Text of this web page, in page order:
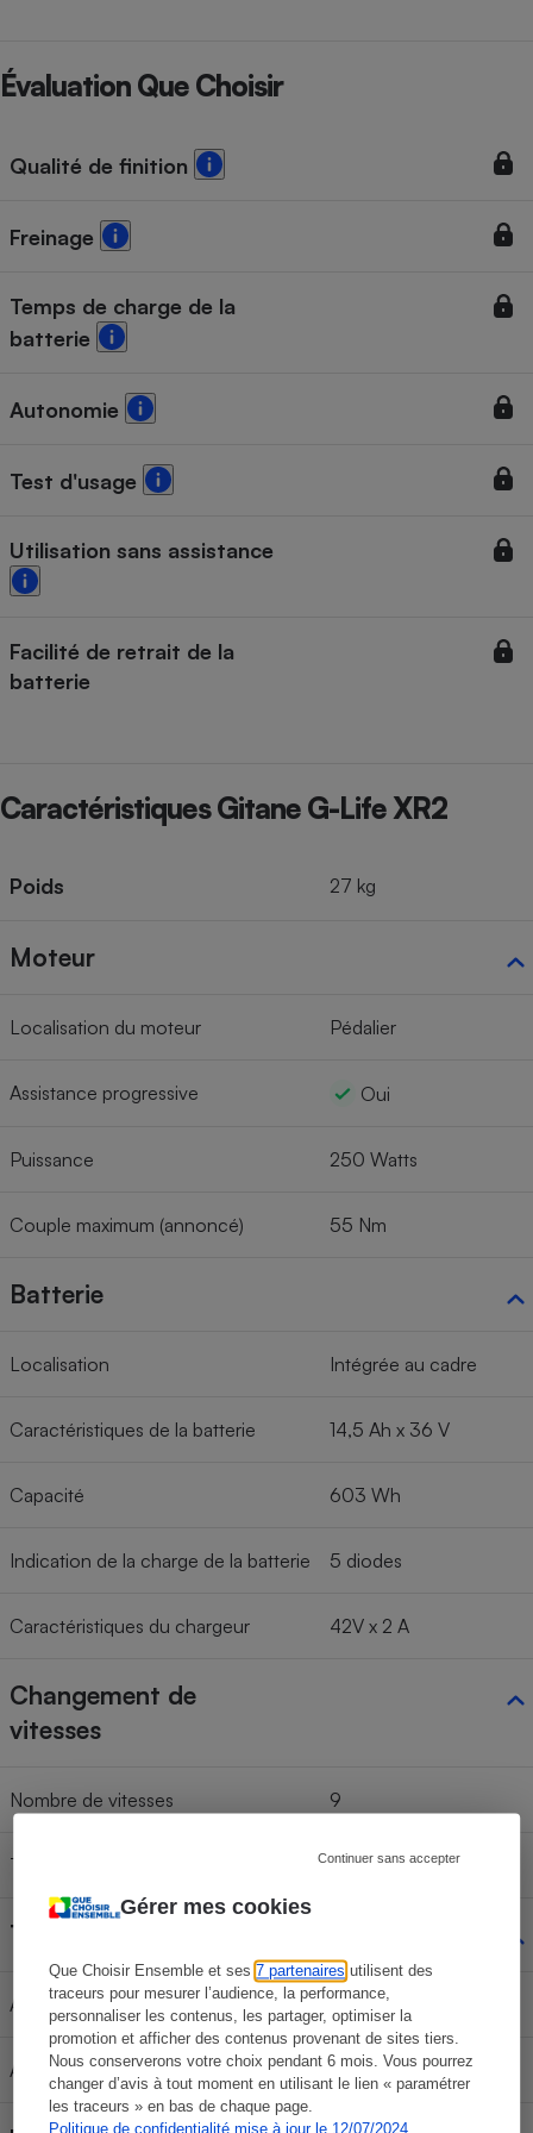
Gérer mes cookies
Que Choisir Ensemble et ses7 partenaires utilisent des
traceurs pour mesurer l’audience, la performance,
personnaliser les contenus, les partager, optimiser la
promotion et afficher des contenus provenant de sites tiers.
Nous conserverons votre choix pendant 6 mois. Vous pourrez
changer d’avis à tout moment en utilisant le lien « paramétrer
les traceurs » en bas de chaque page.
Continuer sans accepter
Évaluation Que Choisir
Qualité de finition
Freinage
Temps de charge de la
batterie
Autonomie
Test d'usage
Utilisation sans assistance
Facilité de retrait de la
batterie
Caractéristiques Gitane G-Life XR2
Poids 27 kg
Moteur
Localisation du moteur Pédalier
Assistance progressive Oui
Puissance 250 Watts
Couple maximum (annoncé) 55 Nm
Batterie
Localisation Intégrée au cadre
Caractéristiques de la batterie 14,5 Ah x 36 V
Capacité 603 Wh
Indication de la charge de la batterie 5 diodes
Caractéristiques du chargeur 42V x 2 A
Changement de
vitesses
Nombre de vitesses 9
Type Leviers indexés
Type de frein
Avant Disque hydraulique
Arrière Disque hydraulique